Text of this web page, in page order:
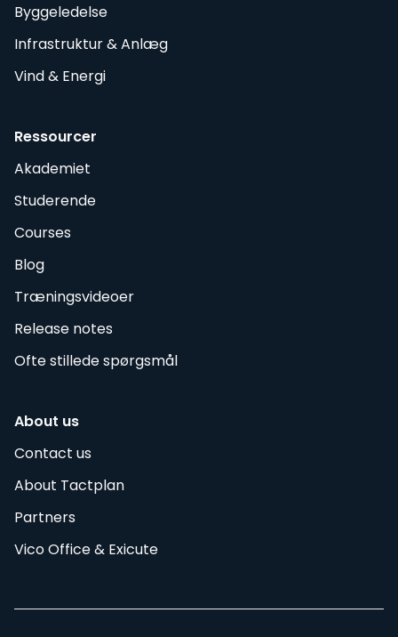
Byggeledelse
Infrastruktur & Anlæg
Vind & Energi
Ressourcer
Akademiet
Studerende
Courses
Blog
Træningsvideoer
Release notes
Ofte stillede spørgsmål
About us
Contact us
About Tactplan
Partners
Vico Office & Exicute